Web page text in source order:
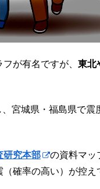
が有名ですが、 東北
宮城県・福島県で
研究本部
の資料マッ
確率の高い）が控え